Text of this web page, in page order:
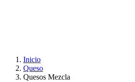
Inicio
Queso
Quesos Mezcla